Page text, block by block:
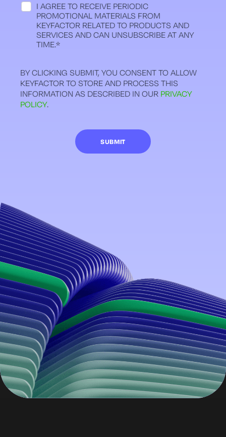
I AGREE TO RECEIVE PERIODIC
PROMOTIONAL MATERIALS FROM
KEYFACTOR RELATED TO PRODUCTS AND
SERVICES AND CAN UNSUBSCRIBE AT ANY
TIME.*
BY CLICKING SUBMIT, YOU CONSENT TO ALLOW
KEYFACTOR TO STORE AND PROCESS THIS
INFORMATION AS DESCRIBED IN OUR PRIVACY
POLICY.